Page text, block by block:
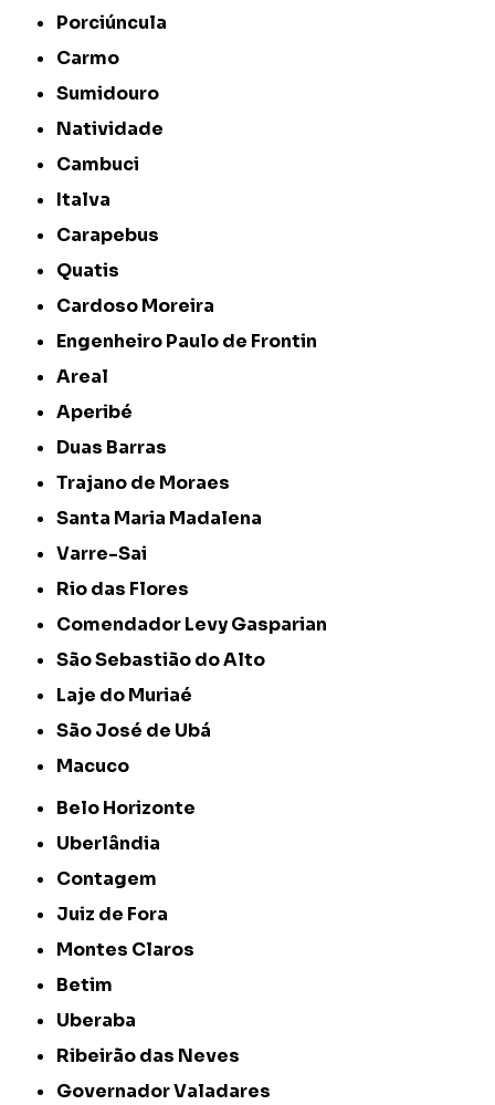
Porciúncula
Carmo
Sumidouro
Natividade
Cambuci
Italva
Carapebus
Quatis
Cardoso Moreira
Engenheiro Paulo de Frontin
Areal
Aperibé
Duas Barras
Trajano de Moraes
Santa Maria Madalena
Varre-Sai
Rio das Flores
Comendador Levy Gasparian
São Sebastião do Alto
Laje do Muriaé
São José de Ubá
Macuco
Belo Horizonte
Uberlândia
Contagem
Juiz de Fora
Montes Claros
Betim
Uberaba
Ribeirão das Neves
Governador Valadares